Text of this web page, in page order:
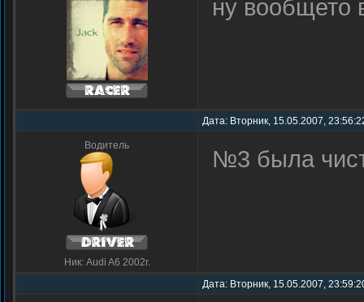
ну вообщето
Дата: Вторник, 15.05.2007,
Водитель
Ник: Audi A6 2002г.
№3 была
Дата: Вторник, 15.05.2007,